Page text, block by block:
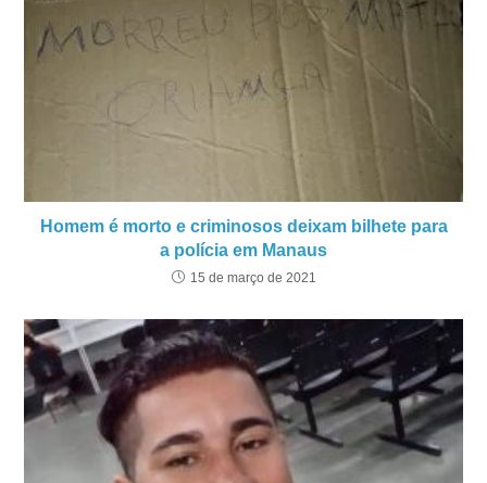
Homem é morto e criminosos deixam bilhete para
a polícia em Manaus
15 de março de 2021